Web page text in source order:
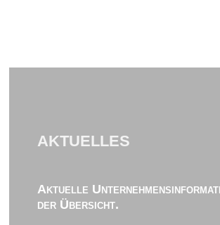
AKTUELLES
Aktuelle
der Übersicht.